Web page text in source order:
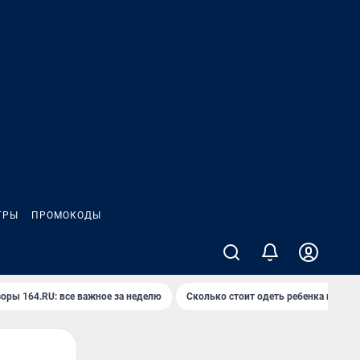
ПРОМОКОДЫ
164.RU: все важное за неделю Сколько стоит одеть ребенка на